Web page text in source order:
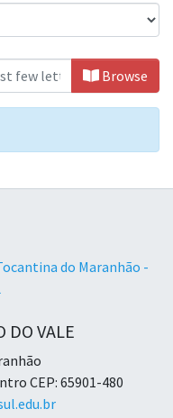
de
Browse
do Maranhão -
DO VALE
CEP: 65901-480